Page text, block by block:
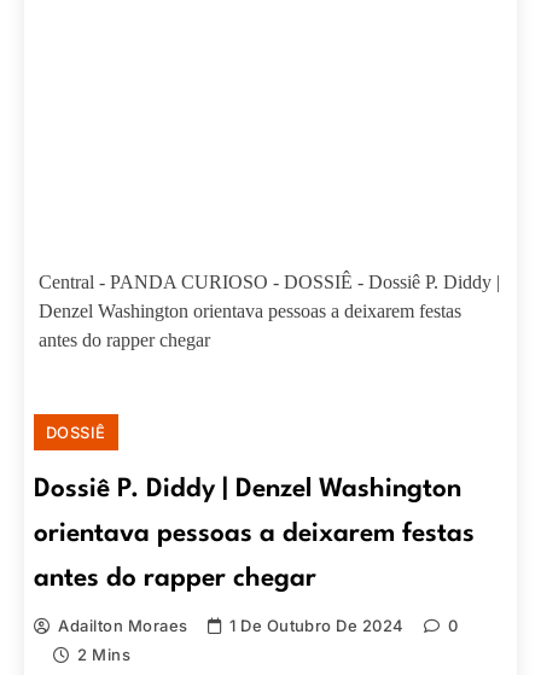
Central - PANDA CURIOSO - DOSSIÊ - Dossiê P. Diddy |
Denzel Washington orientava pessoas a deixarem festas
antes do rapper chegar
DOSSIÊ
Dossiê P. Diddy | Denzel Washington
orientava pessoas a deixarem festas
antes do rapper chegar
Adailton Moraes 1 De Outubro De 2024
0
2 Mins